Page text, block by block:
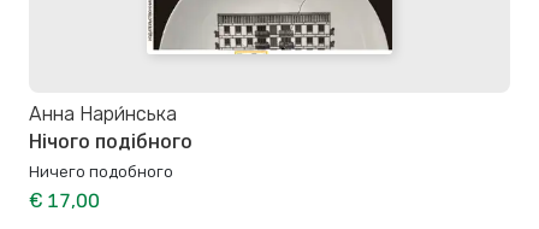
Анна Нари́нська
Нічого подібного
Ничего подобного
€ 17,00